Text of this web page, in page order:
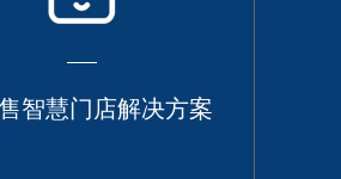
智慧门店解决方案